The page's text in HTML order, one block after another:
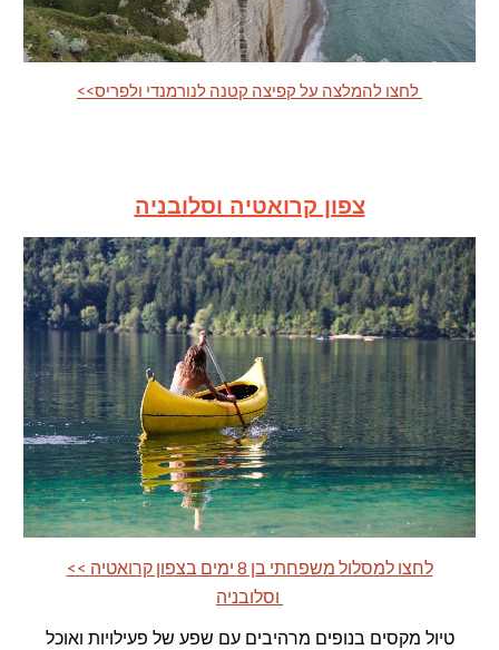
צפון קרואטיה וסלובניה
<< לחצו למסלול משפחתי בן 8 ימים בצפון קרואטיה
טיול מקסים בנופים מרהיבים עם שפע של פעילויות ואוכל